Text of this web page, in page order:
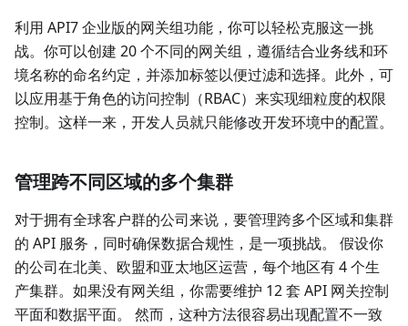
利用 API7 企业版的网关组功能，你可以轻松克服这一挑
战。你可以创建 20 个不同的网关组，遵循结合业务线和环
境名称的命名约定，并添加标签以便过滤和选择。此外，可
以应用基于角色的访问控制（RBAC）来实现细粒度的权限
控制。这样一来，开发人员就只能修改开发环境中的配置。
管理跨不同区域的多个集群
对于拥有全球客户群的公司来说，要管理跨多个区域和集群
的 API 服务，同时确保数据合规性，是一项挑战。 假设你
的公司在北美、欧盟和亚太地区运营，每个地区有 4 个生
产集群。如果没有网关组，你需要维护 12 套 API 网关控制
平面和数据平面。 然而，这种方法很容易出现配置不一致